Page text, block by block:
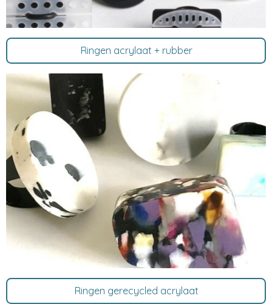
Ringen acrylaat + rubber
Ringen gerecycled acrylaat